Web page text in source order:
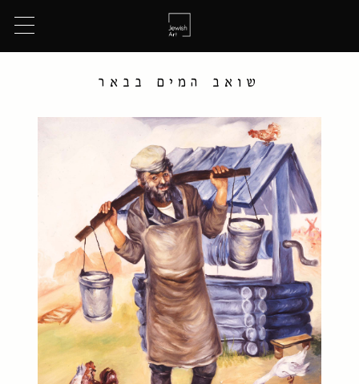
שואב המים בבאר